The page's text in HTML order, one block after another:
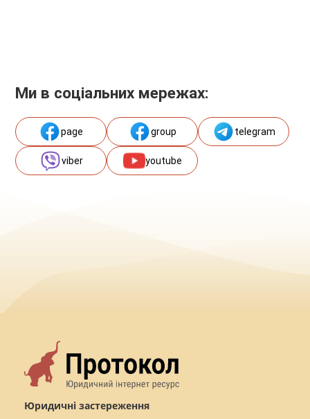
Ми в соціальних мережах:
page group telegram
viber youtube
Юридичні застереження